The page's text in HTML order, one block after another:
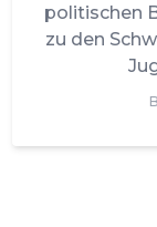
politischen
zu den